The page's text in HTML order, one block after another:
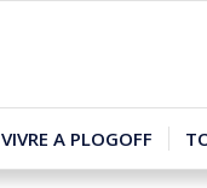
VIVRE A PLOGOFF